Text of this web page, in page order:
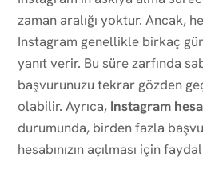
zaman aralığı yoktur. Ancak,
Instagram genellikle birkaç
yanıt verir. Bu süre zarfında
başvurunuzu tekrar gözden
olabilir. Ayrıca, Instagram
durumunda, birden fazla
hesabınızın açılması için